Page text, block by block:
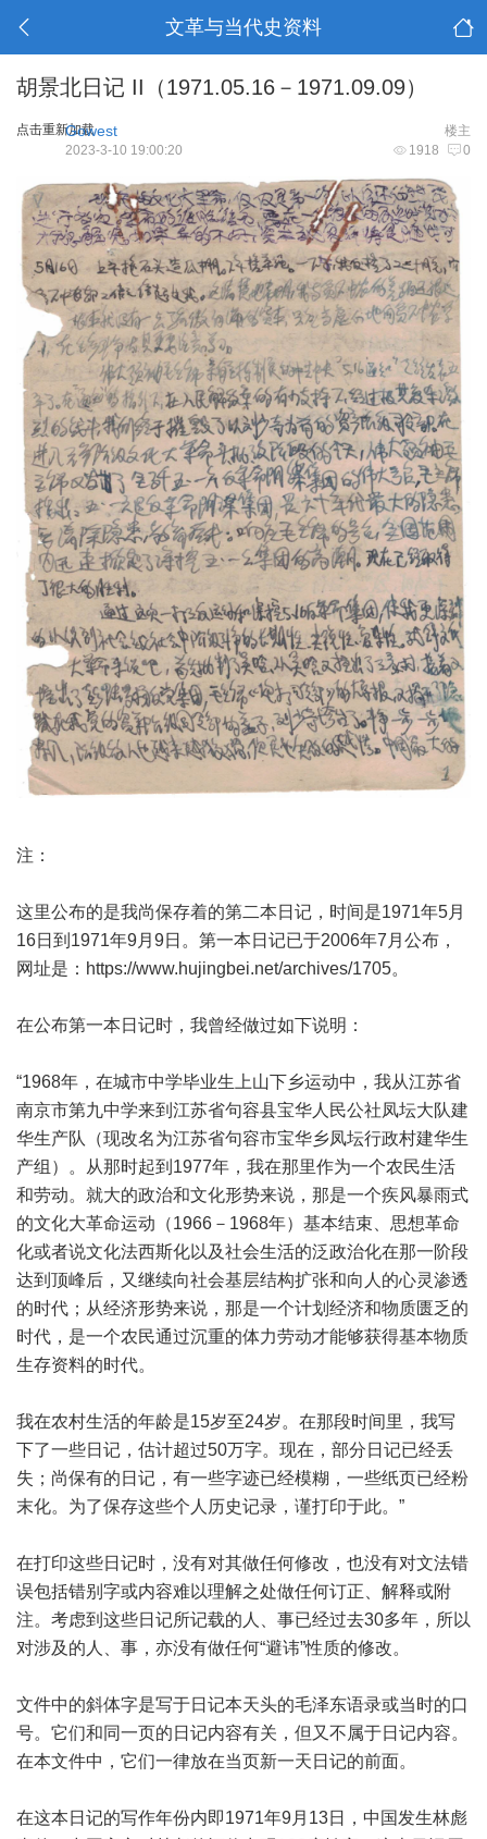
文革与当代史资料
胡景北日记 II（1971.05.16－1971.09.09）
点击重新加载 楼主
Gowest
1918 0
2023-3-10 19:00:20
注：
这里公布的是我尚保存着的第二本日记，时间是1971年5月
16日到1971年9月9日。第一本日记已于2006年7月公布，
网址是： https://www.hujingbei.net/archives/1705。
在公布第一本日记时，我曾经做过如下说明：
“1968年，在城市中学毕业生上山下乡运动中，我从江苏省
南京市第九中学来到江苏省句容县宝华人民公社凤坛大队建
华生产队（现改名为江苏省句容市宝华乡凤坛行政村建华生
产组）。从那时起到1977年，我在那里作为一个农民生活
和劳动。就大的政治和文化形势来说，那是一个疾风暴雨式
的文化大革命运动（1966－1968年）基本结束、思想革命
化或者说文化法西斯化以及社会生活的泛政治化在那一阶段
达到顶峰后，又继续向社会基层结构扩张和向人的心灵渗透
的时代；从经济形势来说，那是一个计划经济和物质匮乏的
时代，是一个农民通过沉重的体力劳动才能够获得基本物质
生存资料的时代。
我在农村生活的年龄是15岁至24岁。在那段时间里，我写
下了一些日记，估计超过50万字。现在，部分日记已经丢
失；尚保有的日记，有一些字迹已经模糊，一些纸页已经粉
末化。为了保存这些个人历史记录，谨打印于此。”
在打印这些日记时，没有对其做任何修改，也没有对文法错
误包括错别字或内容难以理解之处做任何订正、解释或附
注。考虑到这些日记所记载的人、事已经过去30多年，所以
对涉及的人、事，亦没有做任何“避讳”性质的修改。
文件中的斜体字是写于日记本天头的毛泽东语录或当时的口
号。它们和同一页的日记内容有关，但又不属于日记内容。
在本文件中，它们一律放在当页新一天日记的前面。
在这本日记的写作年份内即1971年9月13日，中国发生林彪